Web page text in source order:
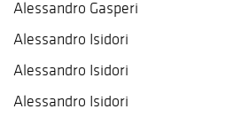
Alessandro Gasperi
Alessandro Isidori
Alessandro Isidori
Alessandro Isidori